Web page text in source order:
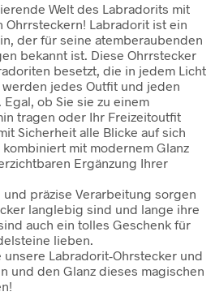
Welt des Labradorits mit
Ohrrsteckern! Labradorit ist ein
der für seine atemberaubenden
bekannt ist. Diese Ohrrstecker
besetzt, die in jedem Licht
jedes Outfit und jeden
ob Sie sie zu einem
tragen oder Ihr Freizeitoutfit
Sicherheit alle Blicke auf sich
mit modernem Glanz
Ergänzung Ihrer
präzise Verarbeitung sorgen
langlebig sind und lange ihre
auch ein tolles Geschenk für
​​lieben.
unsere Labradorit-Ohrstecker und
und den Glanz dieses magischen